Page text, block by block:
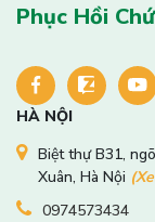
Phục Hồi
HÀ NỘI
Biệt thự B31,
Xuân, Hà Nội
0974573434